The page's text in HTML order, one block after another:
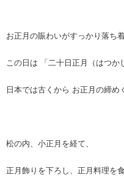
お正月の賑わいがすっかり落ち
この日は 「二十日正月（はつか
日本では古くから お正月の締め
松の内、小正月を経て、
正月飾りを下ろし、正月料理を食